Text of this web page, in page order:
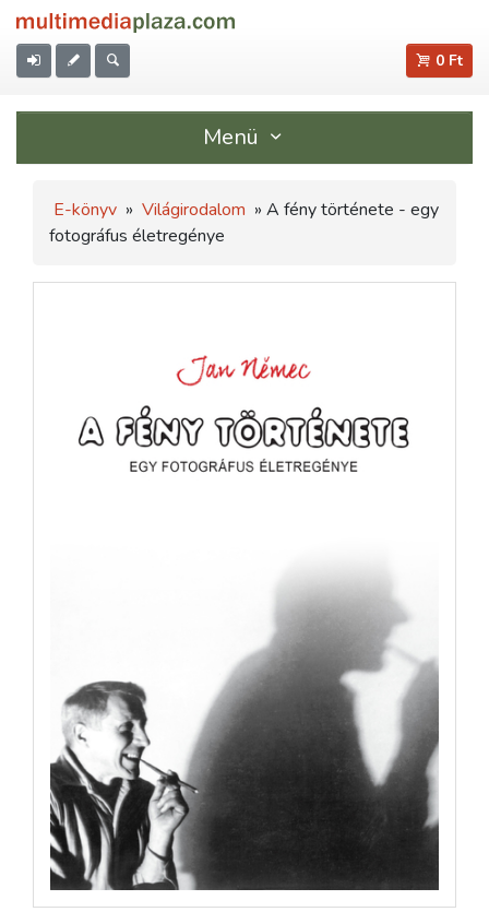
0 Ft
Menü
E-könyv » Világirodalom » A fény története - egy
fotográfus életregénye